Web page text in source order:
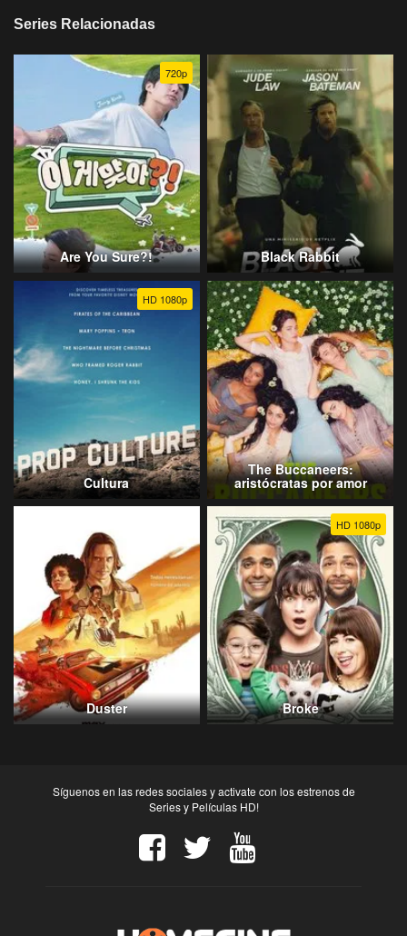
Series Relacionadas
720p
Are You Sure?! Black Rabbit
HD 1080p
Cultura
The Buccaneers:
aristócratas por amor
Duster
HD 1080p
Broke
Síguenos en las redes sociales y activate con los estrenos de
Series y Películas HD!